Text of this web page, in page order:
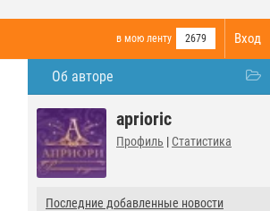
Вход
в мою ленту 2679
Об авторе
aprioric
Профиль | Статистика
Последние добавленные новости